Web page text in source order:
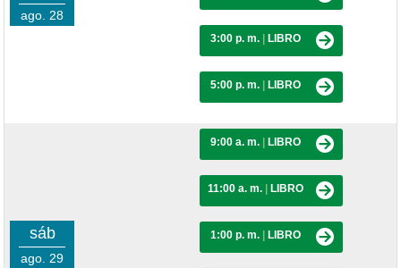
ago. 28
3:00 p. m. LIBRO
5:00 p. m. LIBRO
sáb
ago. 29
9:00 a. m. LIBRO
11:00 a. m. LIBRO
1:00 p. m. LIBRO